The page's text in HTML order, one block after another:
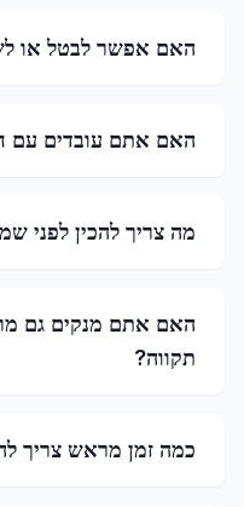
האם אפשר לבטל או
האם אתם עובדים עם
מה צריך להכין לפני
האם אתם מנקים גם
תקווה?
כמה זמן מראש צריך